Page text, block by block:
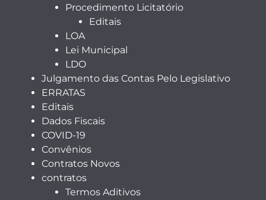
Procedimento Licitatório
Editais
LOA
Lei Municipal
LDO
Julgamento das Contas Pelo Legislativo
ERRATAS
Editais
Dados Fiscais
COVID-19
Convênios
Contratos Novos
contratos
Termos Aditivos